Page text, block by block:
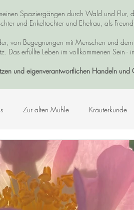
Spaziergängen durch Wald und
und Enkeltochter und Ehefrau, als
Begegnungen mit Menschen und
Das erfüllte Leben im vollkommenen Sein -
und eigenverantwortlichen Handeln und
Zur alten Mühle Kräuterkunde
Sternenzeit
Angelart - Engelwelt Kabbalah